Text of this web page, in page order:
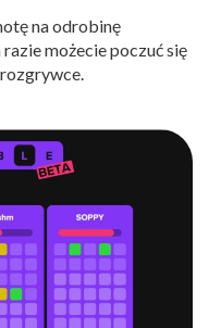
na odrobinę
możecie poczuć się